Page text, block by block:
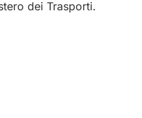
dei Trasporti.